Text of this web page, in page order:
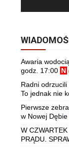
Awaria
godz. 17:00 N
Radni
To jednak nie
Pierwsze
w Nowej Dębie
W
PRĄDU.